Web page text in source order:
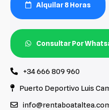
Alquilar 8 Horas
Consultar Por
+34 666 809 960
Puerto Deportivo Luis